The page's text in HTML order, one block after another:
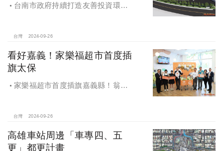
台南市政府持續打造友善投資環
超過5萬個就業機會
台灣 2024-09-26
看好嘉義！家樂福超市首度插
旗太保
家樂福超市首度插旗嘉義縣！翁章
台灣 2024-09-26
高雄車站周邊「車專四、五
更」都更計畫